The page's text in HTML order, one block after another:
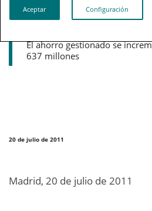
Noticias destacadas
PSN aumenta un 38%
El ahorro gestionado se
637 millones
20 de julio de 2011
Madrid, 20 de julio de 2011
Aceptar Configuración